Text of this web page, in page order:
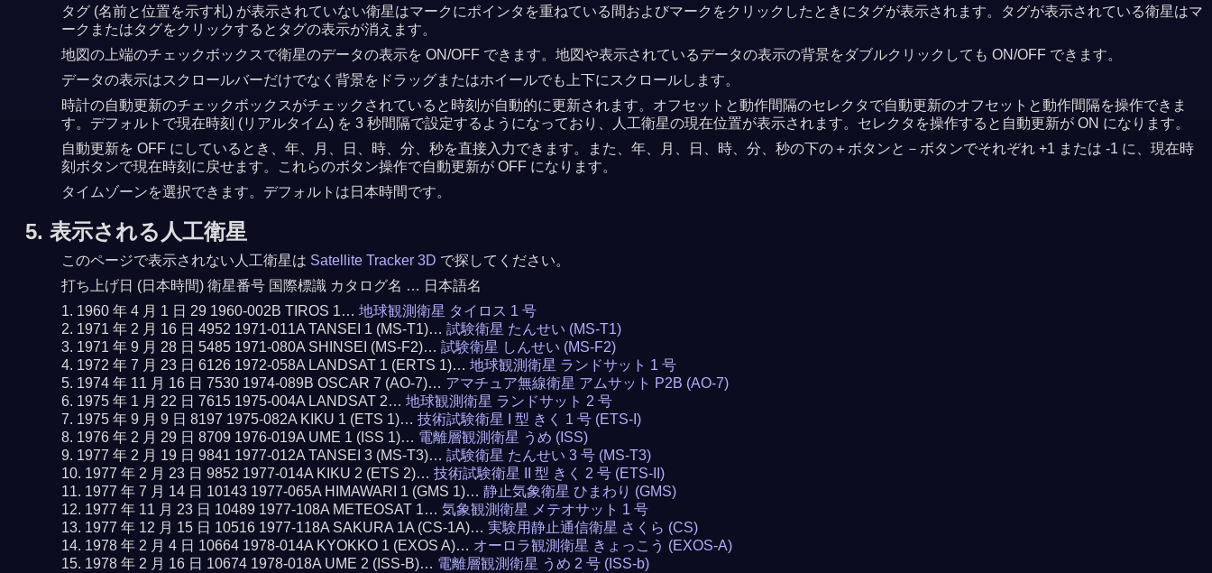
タグ (名前と位置を示す札) が表示されていない衛星はマークにポインタを重ねている間およびマークをクリックしたときにタグが表示されます。タグが表示されている衛星はマ
ークまたはタグをクリックするとタグの表示が消えます。
地図の上端のチェックボックスで衛星のデータの表示を ON/OFF できます。地図や表示されているデータの表示の背景をダブルクリックしても ON/OFF できます。
データの表示はスクロールバーだけでなく背景をドラッグまたはホイールでも上下にスクロールします。
時計の自動更新のチェックボックスがチェックされていると時刻が自動的に更新されます。オフセットと動作間隔のセレクタで自動更新のオフセットと動作間隔を操作できま
す。デフォルトで現在時刻 (リアルタイム) を 3 秒間隔で設定するようになっており、人工衛星の現在位置が表示されます。セレクタを操作すると自動更新が ON になります。
自動更新を OFF にしているとき、年、月、日、時、分、秒を直接入力できます。また、年、月、日、時、分、秒の下の＋ボタンと－ボタンでそれぞれ +1 または -1 に、現在時
刻ボタンで現在時刻に戻せます。これらのボタン操作で自動更新が OFF になります。
タイムゾーンを選択できます。デフォルトは日本時間です。
5. 表示される人工衛星
このページで表示されない人工衛星は Satellite Tracker 3D で探してください。
打ち上げ日 (日本時間) 衛星番号 国際標識 カタログ名 … 日本語名
1960 年 4 月 1 日 29 1960-002B TIROS 1… 地球観測衛星 タイロス 1 号
1971 年 2 月 16 日 4952 1971-011A TANSEI 1 (MS-T1)… 試験衛星 たんせい (MS-T1)
1971 年 9 月 28 日 5485 1971-080A SHINSEI (MS-F2)… 試験衛星 しんせい (MS-F2)
1972 年 7 月 23 日 6126 1972-058A LANDSAT 1 (ERTS 1)… 地球観測衛星 ランドサット 1 号
1974 年 11 月 16 日 7530 1974-089B OSCAR 7 (AO-7)… アマチュア無線衛星 アムサット P2B (AO-7)
1975 年 1 月 22 日 7615 1975-004A LANDSAT 2… 地球観測衛星 ランドサット 2 号
1975 年 9 月 9 日 8197 1975-082A KIKU 1 (ETS 1)… 技術試験衛星 I 型 きく 1 号 (ETS-I)
1976 年 2 月 29 日 8709 1976-019A UME 1 (ISS 1)… 電離層観測衛星 うめ (ISS)
1977 年 2 月 19 日 9841 1977-012A TANSEI 3 (MS-T3)… 試験衛星 たんせい 3 号 (MS-T3)
1977 年 2 月 23 日 9852 1977-014A KIKU 2 (ETS 2)… 技術試験衛星 II 型 きく 2 号 (ETS-II)
1977 年 7 月 14 日 10143 1977-065A HIMAWARI 1 (GMS 1)… 静止気象衛星 ひまわり (GMS)
1977 年 11 月 23 日 10489 1977-108A METEOSAT 1… 気象観測衛星 メテオサット 1 号
1977 年 12 月 15 日 10516 1977-118A SAKURA 1A (CS-1A)… 実験用静止通信衛星 さくら (CS)
1978 年 2 月 4 日 10664 1978-014A KYOKKO 1 (EXOS A)… オーロラ観測衛星 きょっこう (EXOS-A)
1978 年 2 月 16 日 10674 1978-018A UME 2 (ISS-B)… 電離層観測衛星 うめ 2 号 (ISS-b)